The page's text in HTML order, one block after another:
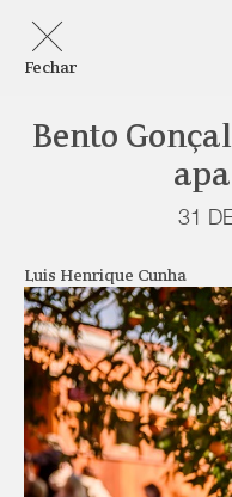
Fechar
Bento
31
Luis Henrique Cunha